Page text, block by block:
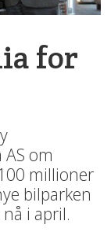
for
om
millioner
bilparken
i april.